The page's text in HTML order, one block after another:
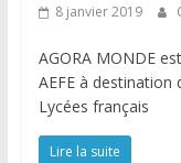
8 janvier 2019
AGORA MONDE
AEFE à destination
Lycées français
Lire la suite